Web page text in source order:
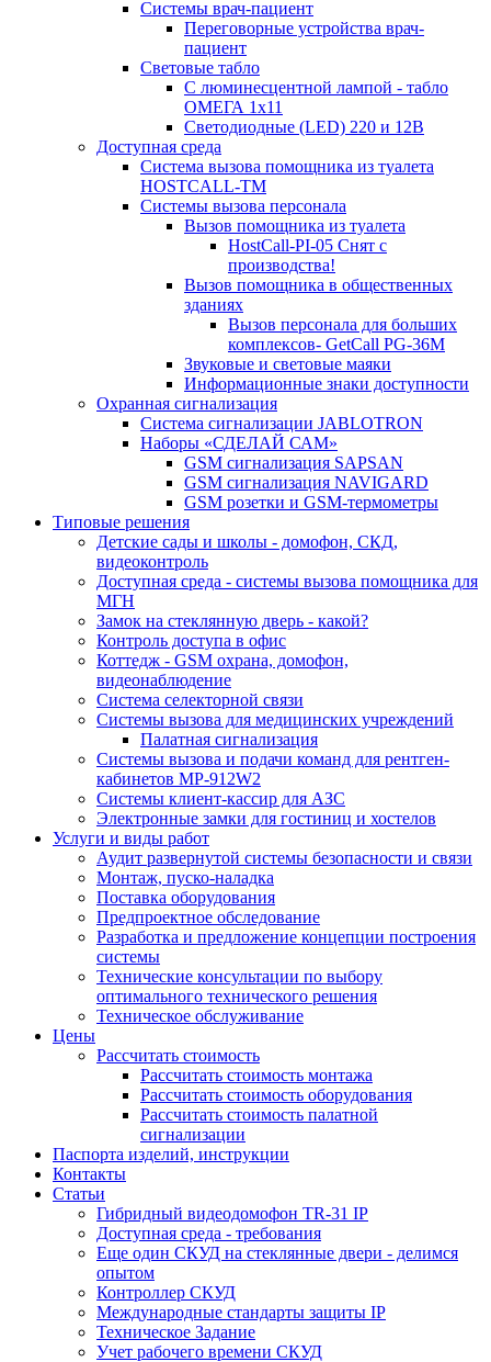
Системы врач-пациент
Переговорные устройства врач-
пациент
Световые табло
С люминесцентной лампой - табло
ОМЕГА 1х11
Светодиодные (LED) 220 и 12В
Доступная среда
Система вызова помощника из туалета
HOSTCALL-TM
Системы вызова персонала
Вызов помощника из туалета
HostCall-PI-05 Снят с
производства!
Вызов помощника в общественных
зданиях
Вызов персонала для больших
комплексов- GetCall PG-36M
Звуковые и световые маяки
Информационные знаки доступности
Охранная сигнализация
Система сигнализации JABLOTRON
Наборы «СДЕЛАЙ САМ»
GSM сигнализация SAPSAN
GSM сигнализация NAVIGARD
GSM розетки и GSM-термометры
Типовые решения
Детские сады и школы - домофон, СКД,
видеоконтроль
Доступная среда - системы вызова помощника для
МГН
Замок на стеклянную дверь - какой?
Контроль доступа в офис
Коттедж - GSM охрана, домофон,
видеонаблюдение
Система селекторной связи
Системы вызова для медицинских учреждений
Палатная сигнализация
Системы вызова и подачи команд для рентген-
кабинетов MP-912W2
Системы клиент-кассир для АЗС
Электронные замки для гостиниц и хостелов
Услуги и виды работ
Аудит развернутой системы безопасности и связи
Монтаж, пуско-наладка
Поставка оборудования
Предпроектное обследование
Разработка и предложение концепции построения
системы
Технические консультации по выбору
оптимального технического решения
Техническое обслуживание
Цены
Рассчитать стоимость
Рассчитать стоимость монтажа
Рассчитать стоимость оборудования
Рассчитать стоимость палатной
сигнализации
Паспорта изделий, инструкции
Контакты
Статьи
Гибридный видеодомофон TR-31 IP
Доступная среда - требования
Еще один СКУД на стеклянные двери - делимся
опытом
Контроллер СКУД
Международные стандарты защиты IP
Техническое Задание
Учет рабочего времени СКУД